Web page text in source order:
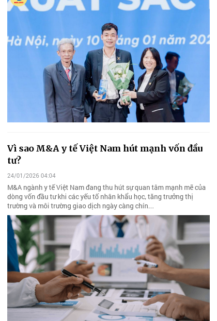
Vì sao M&A y tế Việt Nam hút mạnh vốn đầu
tư?
24/01/2026 04:04
M&A ngành y tế Việt Nam đang thu hút sự quan tâm mạnh mẽ của
dòng vốn đầu tư khi các yếu tố nhân khẩu học, tăng trưởng thị
trường và môi trường giao dịch ngày càng chín...